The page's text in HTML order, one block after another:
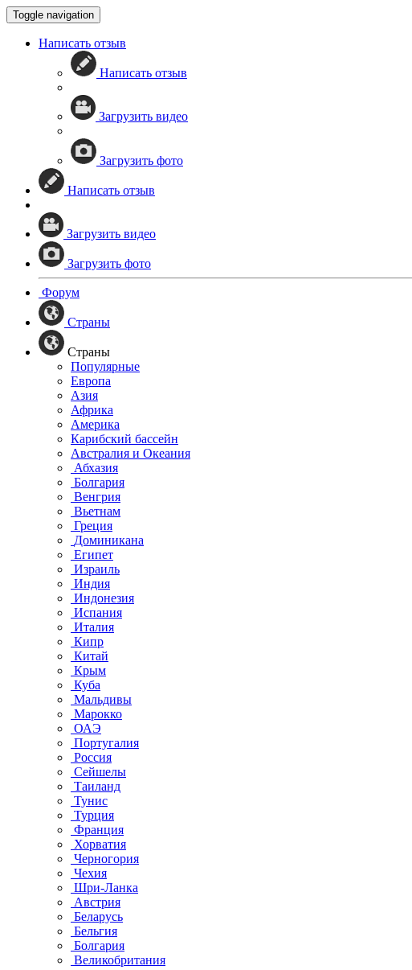
Toggle navigation
Написать отзыв
Написать отзыв
Загрузить видео
Загрузить фото
Написать отзыв
Загрузить видео
Загрузить фото
Форум
Страны
Страны
Популярные
Европа
Азия
Африка
Америка
Карибский бассейн
Австралия и Океания
Абхазия
Болгария
Венгрия
Вьетнам
Греция
Доминикана
Египет
Израиль
Индия
Индонезия
Испания
Италия
Кипр
Китай
Крым
Куба
Мальдивы
Марокко
ОАЭ
Португалия
Россия
Сейшелы
Таиланд
Тунис
Турция
Франция
Хорватия
Черногория
Чехия
Шри-Ланка
Австрия
Беларусь
Бельгия
Болгария
Великобритания